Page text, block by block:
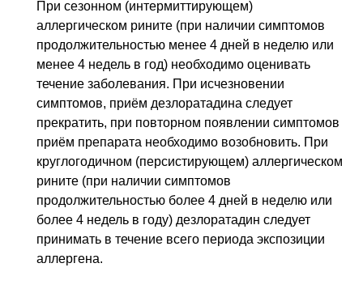
При сезонном (интермиттирующем)
аллергическом рините (при наличии симптомов
продолжительностью менее 4 дней в неделю или
менее 4 недель в год) необходимо оценивать
течение заболевания. При исчезновении
симптомов, приём дезлоратадина следует
прекратить, при повторном появлении симптомов
приём препарата необходимо возобновить. При
круглогодичном (персистирующем) аллергическом
рините (при наличии симптомов
продолжительностью более 4 дней в неделю или
более 4 недель в году) дезлоратадин следует
принимать в течение всего периода экспозиции
аллергена.